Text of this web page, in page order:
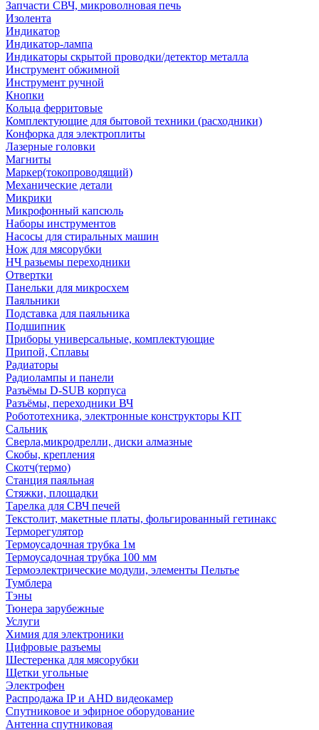
Запчасти СВЧ, микроволновая печь
Изолента
Индикатор
Индикатор-лампа
Индикаторы скрытой проводки/детектор металла
Инструмент обжимной
Инструмент ручной
Кнопки
Кольца ферритовые
Комплектующие для бытовой техники (расходники)
Конфорка для электроплиты
Лазерные головки
Магниты
Маркер(токопроводящий)
Механические детали
Микрики
Микрофонный капсюль
Наборы инструментов
Насосы для стиральных машин
Нож для мясорубки
НЧ разьемы переходники
Отвертки
Панельки для микросхем
Паяльники
Подставка для паяльника
Подшипник
Приборы универсальные, комплектующие
Припой, Сплавы
Радиаторы
Радиолампы и панели
Разъёмы D-SUB корпуса
Разъёмы, переходники ВЧ
Робототехника, электронные конструкторы KIT
Сальник
Сверла,микродрелли, диски алмазные
Скобы, крепления
Скотч(термо)
Станция паяльная
Стяжки, площадки
Тарелка для СВЧ печей
Текстолит, макетные платы, фольгированный гетинакс
Терморегулятор
Термоусадочная трубка 1м
Термоусадочная трубка 100 мм
Термоэлектрические модули, элементы Пельтье
Тумблера
Тэны
Тюнера зарубежные
Услуги
Химия для электроники
Цифровые разъемы
Шестеренка для мясорубки
Щетки угольные
Электрофен
Распродажа IP и AHD видеокамер
Спутниковое и эфирное оборудование
Антенна спутниковая